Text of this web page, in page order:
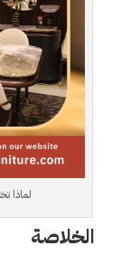
لماذا
الخلاصة